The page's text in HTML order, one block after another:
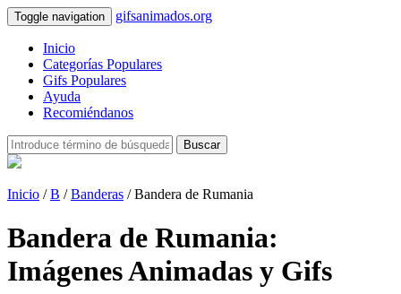
Toggle navigation gifsanimados.org
Inicio
Categorías Populares
Gifs Populares
Ayuda
Recomiéndanos
Buscar
Inicio /B /Banderas / Bandera de Rumania
Bandera de Rumania:
Imágenes Animadas y Gifs